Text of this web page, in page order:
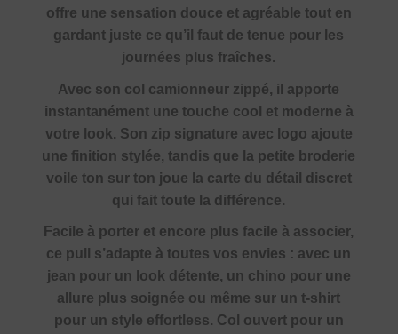
offre une sensation douce et agréable tout en
gardant juste ce qu’il faut de tenue pour les
journées plus fraîches.
Avec son col camionneur zippé, il apporte
instantanément une touche cool et moderne à
votre look. Son zip signature avec logo ajoute
une finition stylée, tandis que la petite broderie
voile ton sur ton joue la carte du détail discret
qui fait toute la différence.
Facile à porter et encore plus facile à associer,
ce pull s’adapte à toutes vos envies : avec un
jean pour un look détente, un chino pour une
allure plus soignée ou même sur un t-shirt
pour un style effortless. Col ouvert pour un